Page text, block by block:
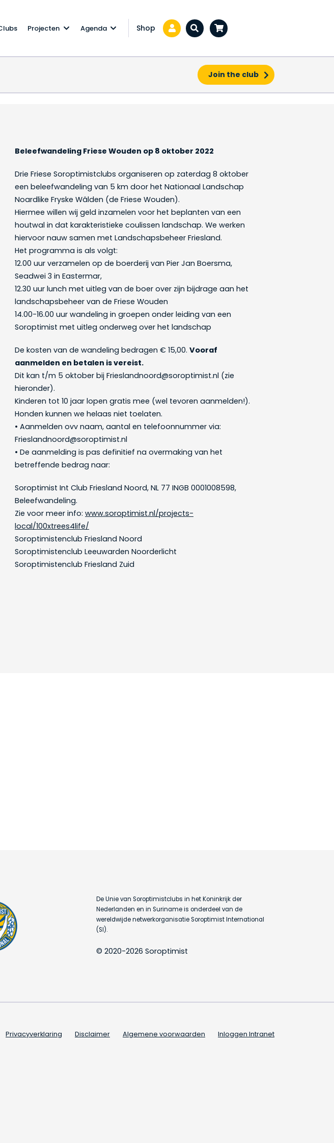
Projecten Agenda Shop Zoeken...
Join the club
oktober
Beleefwandeling Friese Wouden op 8 oktober 2022
Drie Friese Soroptimistclubs organiseren op zaterdag 8 oktober
een beleefwandeling van 5 km door het Nationaal Landschap
Noardlike Fryske Wâlden (de Friese Wouden).
Hiermee willen wij geld inzamelen voor het beplanten van een
houtwal in dat karakteristieke coulissen landschap. We werken
hiervoor nauw samen met Landschapsbeheer Friesland.
Het programma is als volgt:
12.00 uur verzamelen op de boerderij van Pier Jan Boersma,
Seadwei 3 in Eastermar,
12.30 uur lunch met uitleg van de boer over zijn bijdrage aan het
landschapsbeheer van de Friese Wouden
14.00-16.00 uur wandeling in groepen onder leiding van een
Soroptimist met uitleg onderweg over het landschap
De kosten van de wandeling bedragen € 15,00. Vooraf
aanmelden en betalen is vereist.
Dit kan t/m 5 oktober bij Frieslandnoord@soroptimist.nl (zie
hieronder).
Kinderen tot 10 jaar lopen gratis mee (wel tevoren aanmelden!).
Honden kunnen we helaas niet toelaten.
• Aanmelden ovv naam, aantal en telefoonnummer via:
Frieslandnoord@soroptimist.nl
• De aanmelding is pas definitief na overmaking van het
betreffende bedrag naar:
Soroptimist Int Club Friesland Noord, NL 77 INGB 0001008598,
Beleefwandeling.
Zie voor meer info: www.soroptimist.nl/projects-
local/100xtrees4life/
Soroptimistenclub Friesland Noord
Soroptimistenclub Leeuwarden Noorderlicht
Soroptimistenclub Friesland Zuid
De Unie van Soroptimistclubs in het Koninkrijk der
Nederlanden en in Suriname is onderdeel van de
wereldwijde netwerkorganisatie Soroptimist International
(SI).
© 2020-2026 Soroptimist
Privacyverklaring Disclaimer Algemene voorwaarden Inloggen Intranet